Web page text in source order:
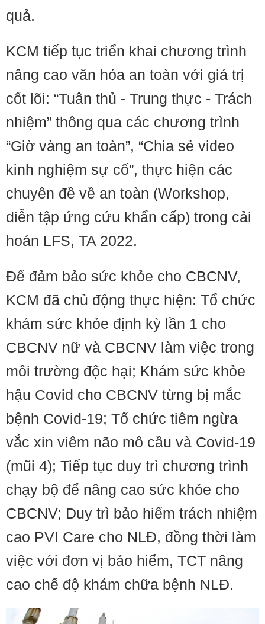
quả.
KCM tiếp tục triển khai chương trình
nâng cao văn hóa an toàn với giá trị
cốt lõi: “Tuân thủ - Trung thực - Trách
nhiệm” thông qua các chương trình
“Giờ vàng an toàn”, “Chia sẻ video
kinh nghiệm sự cố”, thực hiện các
chuyên đề về an toàn (Workshop,
diễn tập ứng cứu khẩn cấp) trong cải
hoán LFS, TA 2022.
Để đảm bảo sức khỏe cho CBCNV,
KCM đã chủ động thực hiện: Tổ chức
khám sức khỏe định kỳ lần 1 cho
CBCNV nữ và CBCNV làm việc trong
môi trường độc hại; Khám sức khỏe
hậu Covid cho CBCNV từng bị mắc
bệnh Covid-19; Tổ chức tiêm ngừa
vắc xin viêm não mô cầu và Covid-19
(mũi 4); Tiếp tục duy trì chương trình
chạy bộ để nâng cao sức khỏe cho
CBCNV; Duy trì bảo hiểm trách nhiệm
cao PVI Care cho NLĐ, đồng thời làm
việc với đơn vị bảo hiểm, TCT nâng
cao chế độ khám chữa bệnh NLĐ.